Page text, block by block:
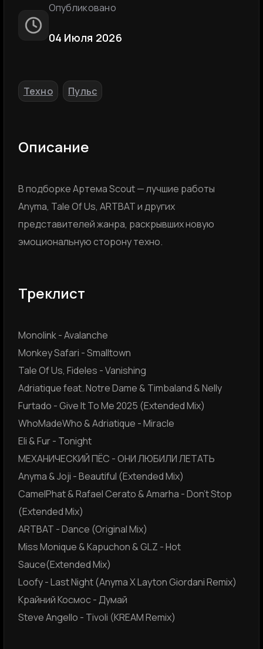
Опубликовано
04 Июля 2026
Техно Пульс
Описание
В подборке Артема Scout — лучшие работы
Anyma, Tale Of Us, ARTBAT и других
представителей жанра, раскрывших новую
эмоциональную сторону техно.
Треклист
Monolink - Avalanche
Monkey Safari - Smalltown
Tale Of Us, Fideles - Vanishing
Adriatique feat. Notre Dame & Timbaland & Nelly
Furtado - Give It To Me 2025 (Extended Mix)
WhoMadeWho & Adriatique - Miracle
Eli & Fur - Tonight
МЕХАНИЧЕСКИЙ ПЁС - ОНИ ЛЮБИЛИ ЛЕТАТЬ
Anyma & Joji - Beautiful (Extended Mix)
CamelPhat & Rafael Cerato & Amarha - Don't Stop
(Extended Mix)
ARTBAT - Dance (Original Mix)
Miss Monique & Kapuchon & GLZ - Hot
Sauce(Extended Mix)
Loofy - Last Night (Anyma X Layton Giordani Remix)
Крайний Космос - Думай
Steve Angello - Tivoli (KREAM Remix)